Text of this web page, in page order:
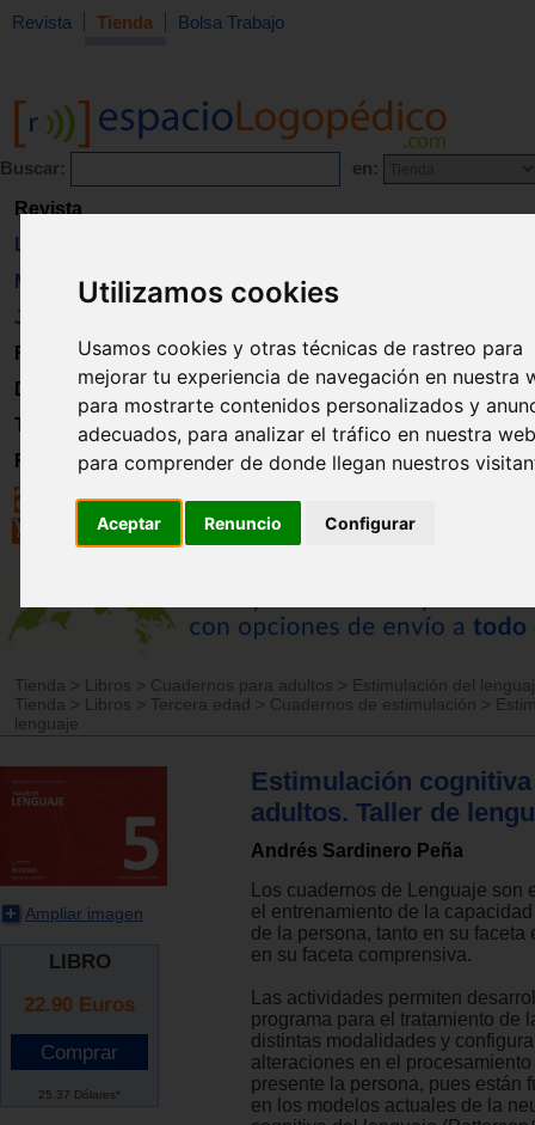
Utilizamos cookies
Usamos cookies y otras técnicas de rastreo para
mejorar tu experiencia de navegación en nuestra
para mostrarte contenidos personalizados y
adecuados, para analizar el tráfico en nuestra
para comprender de donde llegan nuestros
Aceptar Renuncio Configurar
Revista Tienda Bolsa Trabajo
Buscar: en:
Revista
Libros
Material
Juguetes
Formación
Directorio
Trabajo
Registro
Tienda > Libros > Cuadernos para adultos > Estimulación del
Tienda
> Libros > Tercera edad > Cuadernos de estimulación >
lenguaje
Ampliar imagen
LIBRO
22.90 Euros
25.37 Dólares*
Estimulación
adultos. Taller de
Andrés Sardinero Peña
Los cuadernos de Lenguaje son
el entrenamiento de la
de la persona, tanto en su faceta
en su faceta comprensiva.
Las actividades permiten
programa para el tratamiento de
distintas modalidades y
alteraciones en el
presente la persona, pues están
en los modelos actuales de la